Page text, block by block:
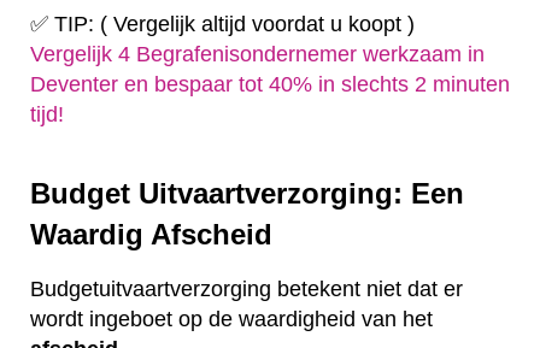
✅ TIP: ( Vergelijk altijd voordat u koopt )
Vergelijk 4 Begrafenisondernemer werkzaam in
Deventer en bespaar tot 40% in slechts 2 minuten
tijd!
Budget Uitvaartverzorging: Een
Waardig Afscheid
Budgetuitvaartverzorging betekent niet dat er
wordt ingeboet op de waardigheid van het